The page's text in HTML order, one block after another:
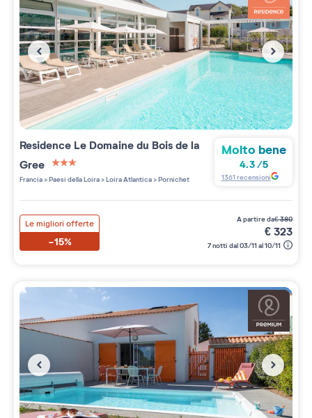
Residence Le Domaine du Bois de la
Gree
3 étoiles sur 5
Francia>Paesi della Loira>Loira Atlantica>Pornichet
Molto bene
4.3/5
1361 recensioni
Le migliori offerte
-15%
a partire da€380
€323
7 notti dal 03/11 al 10/11